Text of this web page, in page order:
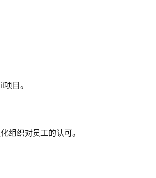
目。
组织对员工的认可。